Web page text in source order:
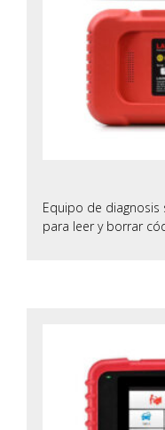
Equipo de
para leer y borrar